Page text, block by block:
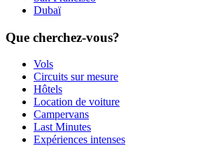
Dubaï
Que cherchez-vous?
Vols
Circuits sur mesure
Hôtels
Location de voiture
Campervans
Last Minutes
Expériences intenses